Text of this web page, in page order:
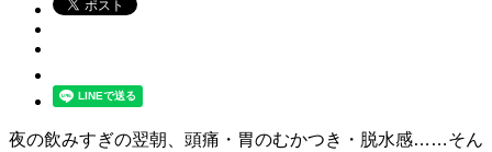
夜の飲みすぎの翌朝、頭痛・胃のむかつき・脱水感……そん